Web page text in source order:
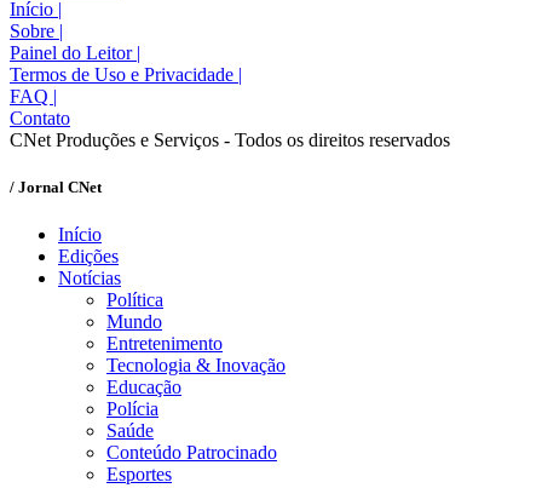
Início |
Sobre |
Painel do Leitor |
Termos de Uso e Privacidade |
FAQ |
Contato
CNet Produções e Serviços - Todos os direitos reservados
/ Jornal CNet
Início
Edições
Notícias
Política
Mundo
Entretenimento
Tecnologia & Inovação
Educação
Polícia
Saúde
Conteúdo Patrocinado
Esportes